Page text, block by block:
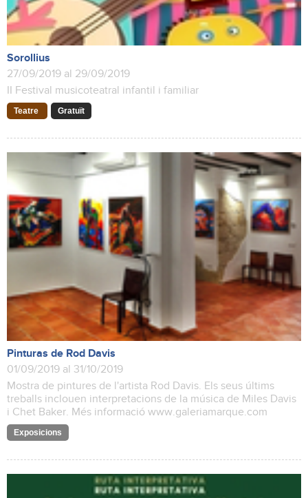
Sorollius
27/09/2019 al 29/09/2019
II Festival musicoteatral infantil i familiar
Teatre Gratuït
Pinturas de Rod Davis
01/09/2019 al 31/10/2019
Mostra de pintures de l'artista Rod Davis. Els seus últims
treballs inclouen interpretacions de la música de Miles Davis
i Chet Baker. Més informació www.galeriamarque.com
Exposicions